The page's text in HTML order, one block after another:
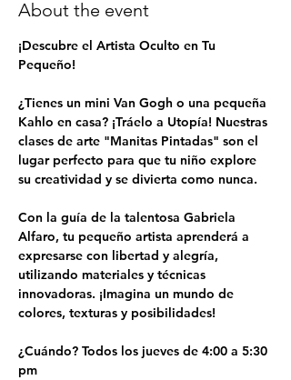
About the event
¡Descubre el Artista Oculto en Tu
Pequeño!
¿Tienes un mini Van Gogh o una pequeña
Kahlo en casa? ¡Tráelo a Utopía! Nuestras
clases de arte "Manitas Pintadas" son el
lugar perfecto para que tu niño explore
su creatividad y se divierta como nunca.
Con la guía de la talentosa Gabriela
Alfaro, tu pequeño artista aprenderá a
expresarse con libertad y alegría,
utilizando materiales y técnicas
innovadoras. ¡Imagina un mundo de
colores, texturas y posibilidades!
¿Cuándo? Todos los jueves de 4:00 a 5:30
pm